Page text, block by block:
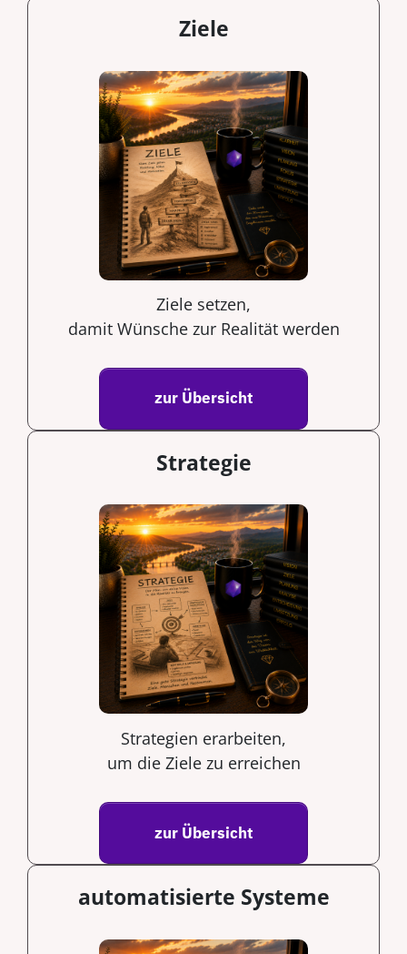
Ziele
Ziele setzen,
damit Wünsche zur Realität werden
zur Übersicht
Strategie
Strategien erarbeiten,
um die Ziele zu erreichen
zur Übersicht
automatisierte Systeme